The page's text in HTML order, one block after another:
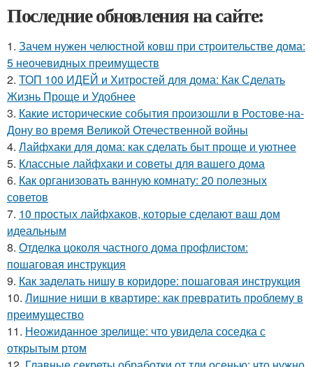
Последние обновления на сайте:
1. Зачем нужен челюстной ковш при строительстве дома:
5 неочевидных преимуществ
2. ТОП 100 ИДЕЙ и Хитростей для дома: Как Сделать
Жизнь Проще и Удобнее
3. Какие исторические события произошли в Ростове-на-
Дону во время Великой Отечественной войны
4. Лайфхаки для дома: как сделать быт проще и уютнее
5. Классные лайфхаки и советы для вашего дома
6. Как организовать ванную комнату: 20 полезных
советов
7. 10 простых лайфхаков, которые сделают ваш дом
идеальным
8. Отделка цоколя частного дома профлистом:
пошаговая инструкция
9. Как заделать нишу в коридоре: пошаговая инструкция
10. Лишние ниши в квартире: как превратить проблему в
преимущество
11. Неожиданное зрелище: что увидела соседка с
открытым ртом